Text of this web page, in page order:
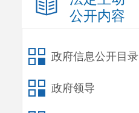
公开内容
政府信息公开目录
政府领导